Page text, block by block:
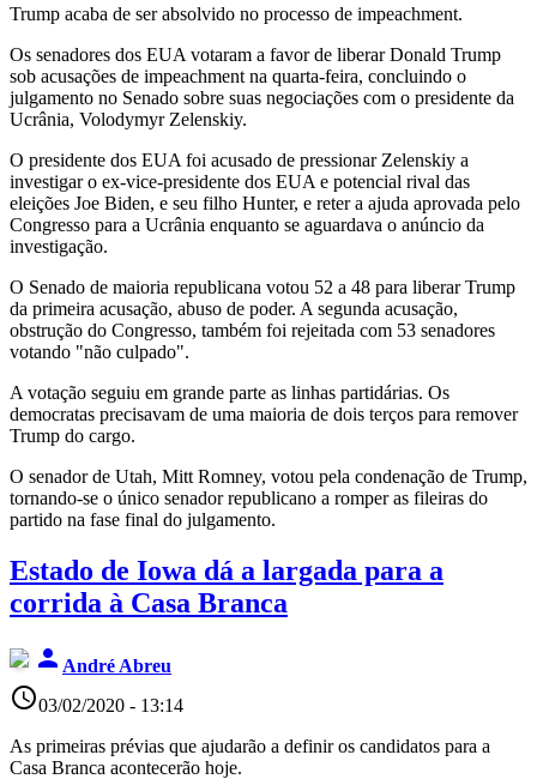
Trump acaba de ser absolvido no processo de impeachment.
Os senadores dos EUA votaram a favor de liberar Donald Trump
sob acusações de impeachment na quarta-feira, concluindo o
julgamento no Senado sobre suas negociações com o presidente da
Ucrânia, Volodymyr Zelenskiy.
O presidente dos EUA foi acusado de pressionar Zelenskiy a
investigar o ex-vice-presidente dos EUA e potencial rival das
eleições Joe Biden, e seu filho Hunter, e reter a ajuda aprovada pelo
Congresso para a Ucrânia enquanto se aguardava o anúncio da
investigação.
O Senado de maioria republicana votou 52 a 48 para liberar Trump
da primeira acusação, abuso de poder. A segunda acusação,
obstrução do Congresso, também foi rejeitada com 53 senadores
votando "não culpado".
A votação seguiu em grande parte as linhas partidárias. Os
democratas precisavam de uma maioria de dois terços para remover
Trump do cargo.
O senador de Utah, Mitt Romney, votou pela condenação de Trump,
tornando-se o único senador republicano a romper as fileiras do
partido na fase final do julgamento.
Estado de Iowa dá a largada para a
corrida à Casa Branca
person André Abreu
access_time03/02/2020 - 13:14
As primeiras prévias que ajudarão a definir os candidatos para a
Casa Branca acontecerão hoje.